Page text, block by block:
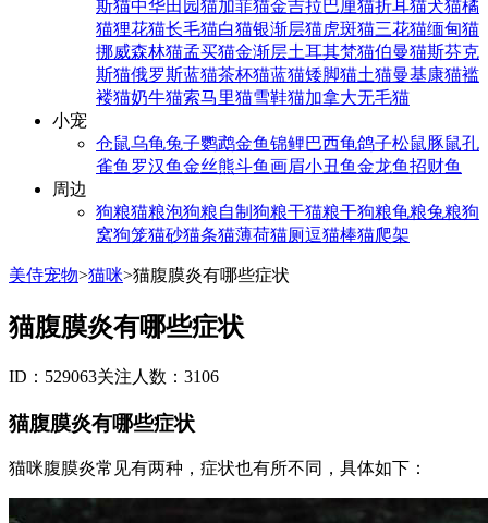
斯猫中华田园猫加菲猫金吉拉巴厘猫折耳猫犬猫橘
猫狸花猫长毛猫白猫银渐层猫虎斑猫三花猫缅甸猫
挪威森林猫孟买猫金渐层土耳其梵猫伯曼猫斯芬克
斯猫俄罗斯蓝猫茶杯猫蓝猫矮脚猫土猫曼基康猫褴
褛猫奶牛猫索马里猫雪鞋猫加拿大无毛猫
小宠
仓鼠乌龟兔子鹦鹉金鱼锦鲤巴西龟鸽子松鼠豚鼠孔
雀鱼 罗汉鱼金丝熊斗鱼画眉小丑鱼金龙鱼招财鱼
周边
狗粮猫粮泡狗粮自制狗粮干猫粮干狗粮龟粮兔粮狗
窝狗笼猫砂猫条猫薄荷猫厕逗猫棒猫爬架
美侍宠物>猫咪>猫腹膜炎有哪些症状
猫腹膜炎有哪些症状
ID：529063关注人数：3106
猫腹膜炎有哪些症状
猫咪腹膜炎常见有两种，症状也有所不同，具体如下：